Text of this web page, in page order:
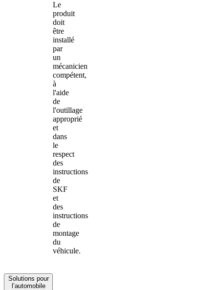
Le
produit
doit
être
installé
par
un
mécanicien
compétent,
à
l'aide
de
l'outillage
approprié
et
dans
le
respect
des
instructions
de
SKF
et
des
instructions
de
montage
du
véhicule.
Solutions pour
l’automobile